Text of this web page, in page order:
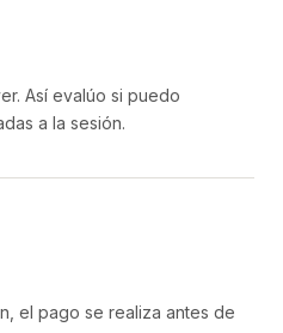
Así evalúo si puedo
a la sesión.
el pago se realiza antes de